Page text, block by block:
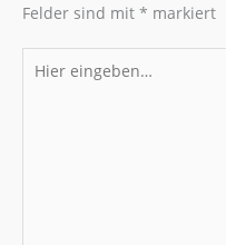
Felder sind mit * markiert
eingeben…